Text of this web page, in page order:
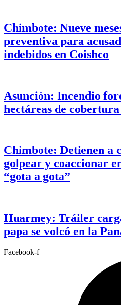
Chimbote: Nueve
preventiva para
indebidos en Coishco
Asunción: Incendio
hectáreas de
Chimbote: Detienen a
golpear y coaccionar
“gota a gota”
Huarmey: Tráiler
papa se volcó en la
Facebook-f